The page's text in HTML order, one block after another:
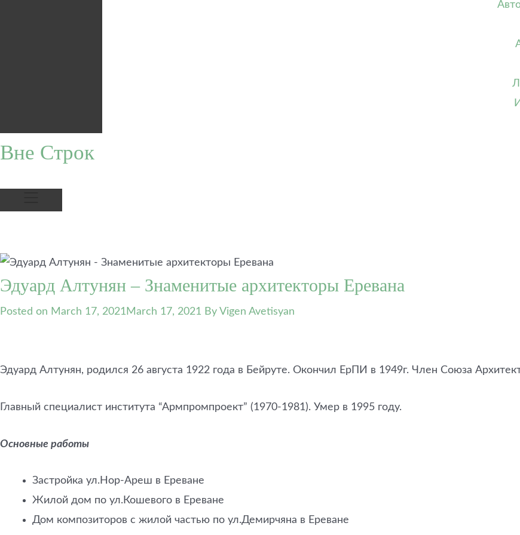
Вне Строк
Эдуард Алтунян – Знаменитые архитекторы Еревана
Posted on March 17, 2021 March 17, 2021 By Vigen Avetisyan
Эдуард Алтунян, родился 26 августа 1922 года в Бейруте. Окончил ЕрПИ в 1949г. Член Союза
Главный специалист института “Армпромпроект” (1970-1981). Умер в 1995 году.
Основные работы
Застройка ул.Нор-Ареш в Ереване
Жилой дом по ул.Кошевого в Ереване
Дом композиторов с жилой частью по ул.Демирчяна в Ереване